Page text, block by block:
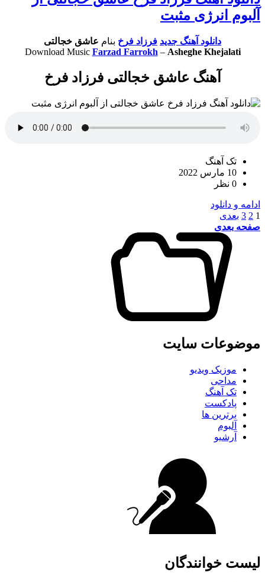
آلبوم انرژی مثبت
دانلود آهنگ جدید فرزاد فرخ بنام عاشق خجالتی
Download Music Farzad Farrokh – Asheghe Khejalati
آهنگ عاشق خجالتی فرزاد فرخ
تک آهنگ
10 مارس 2022
0 نظر
ادامه و دانلود
1
2
3 بعدی
صفحه بعدی
موضوعات سایت
موزیک ویدیو
مداحی
تک آهنگ
پادکست
برترین ها
آلبوم
آرشیو
لیست خوانندگان